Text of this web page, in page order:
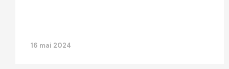
16 mai 2024